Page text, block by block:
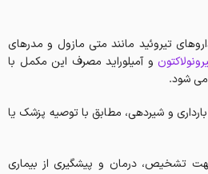
تیروئید مانند متی مازول و مدرهای
و آمیلوراید مصرف این مکمل با
می شود.
و شیردهی، مطابق با توصیه پزشک یا
تشخیص، درمان و پیشگیری از بیماری